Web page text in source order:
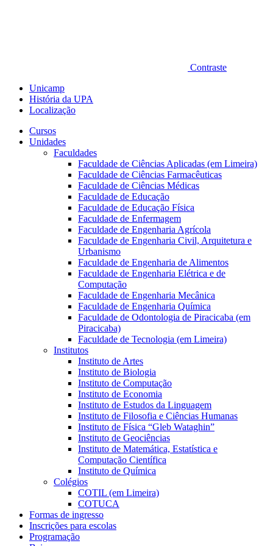
Contraste
Unicamp
História da UPA
Localização
Cursos
Unidades
Faculdades
Faculdade de Ciências Aplicadas (em Limeira)
Faculdade de Ciências Farmacêuticas
Faculdade de Ciências Médicas
Faculdade de Educação
Faculdade de Educação Física
Faculdade de Enfermagem
Faculdade de Engenharia Agrícola
Faculdade de Engenharia Civil, Arquitetura e
Urbanismo
Faculdade de Engenharia de Alimentos
Faculdade de Engenharia Elétrica e de
Computação
Faculdade de Engenharia Mecânica
Faculdade de Engenharia Química
Faculdade de Odontologia de Piracicaba (em
Piracicaba)
Faculdade de Tecnologia (em Limeira)
Institutos
Instituto de Artes
Instituto de Biologia
Instituto de Computação
Instituto de Economia
Instituto de Estudos da Linguagem
Instituto de Filosofia e Ciências Humanas
Instituto de Física “Gleb Wataghin”
Instituto de Geociências
Instituto de Matemática, Estatística e
Computação Científica
Instituto de Química
Colégios
COTIL (em Limeira)
COTUCA
Formas de ingresso
Inscrições para escolas
Programação